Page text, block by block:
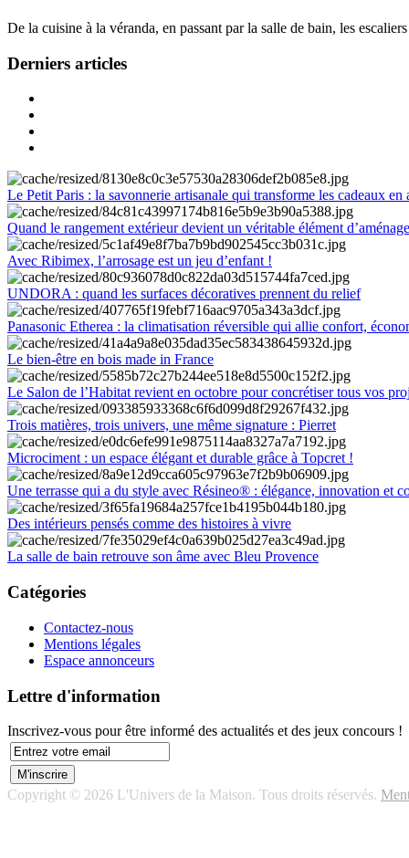
De la cuisine à la véranda, en passant par la salle de bain, les
Derniers articles
Le Petit Paris : la savonnerie artisanale qui transforme les cadeaux en
Quand le rangement extérieur devient un véritable élément
Avec Ribimex, l’arrosage est un jeu d’enfant !
UNDORA : quand les surfaces décoratives prennent du relief
Panasonic Etherea : la climatisation réversible qui allie confort,
Le bien-être en bois made in France
Le Salon de l’Habitat revient en octobre pour concrétiser tous vos
Trois matières, trois univers, une même signature : Pierret
Microciment : un espace élégant et durable grâce à Topcret !
Une terrasse qui a du style avec Résineo® : élégance, innovation et
Des intérieurs pensés comme des histoires à vivre
La salle de bain retrouve son âme avec Bleu Provence
Catégories
Contactez-nous
Mentions légales
Espace annonceurs
Lettre d'information
Inscrivez-vous pour être informé des actualités et des jeux concours !
Copyright © 2026 L'Univers de la Maison. Tous droits réservés.